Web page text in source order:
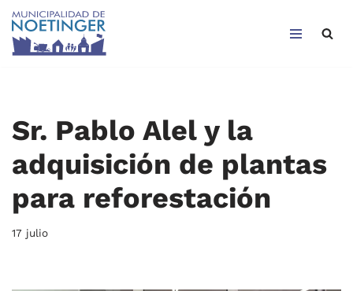
Saltar
Sr. Pablo Alel y la
adquisición de plantas
para reforestación
17 julio